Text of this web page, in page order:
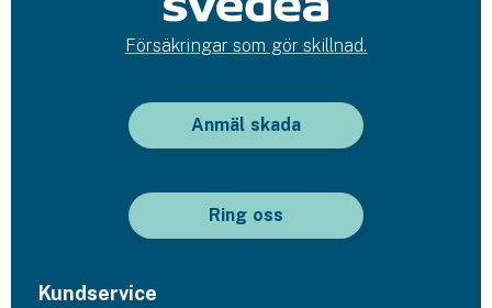
Försäkringar som gör skillnad.
Anmäl skada
Ring oss
Kundservice